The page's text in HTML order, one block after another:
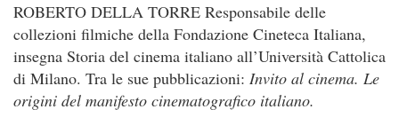
ROBERTO DELLA TORRE Responsabile delle
collezioni filmiche della Fondazione Cineteca Italiana,
insegna Storia del cinema italiano all’Università Cattolica
di Milano. Tra le sue pubblicazioni: Invito al cinema. Le
origini del manifesto cinematografico italiano.